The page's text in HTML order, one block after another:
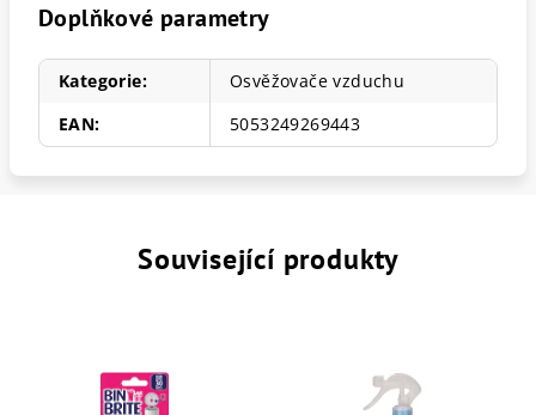
Doplňkové parametry
Kategorie:
Osvěžovače vzduchu
EAN: 5053249269443
Související produkty